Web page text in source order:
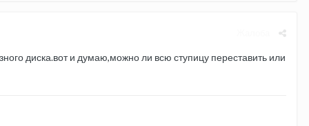
диска.вот и думаю,можно ли всю ступицу переставить или